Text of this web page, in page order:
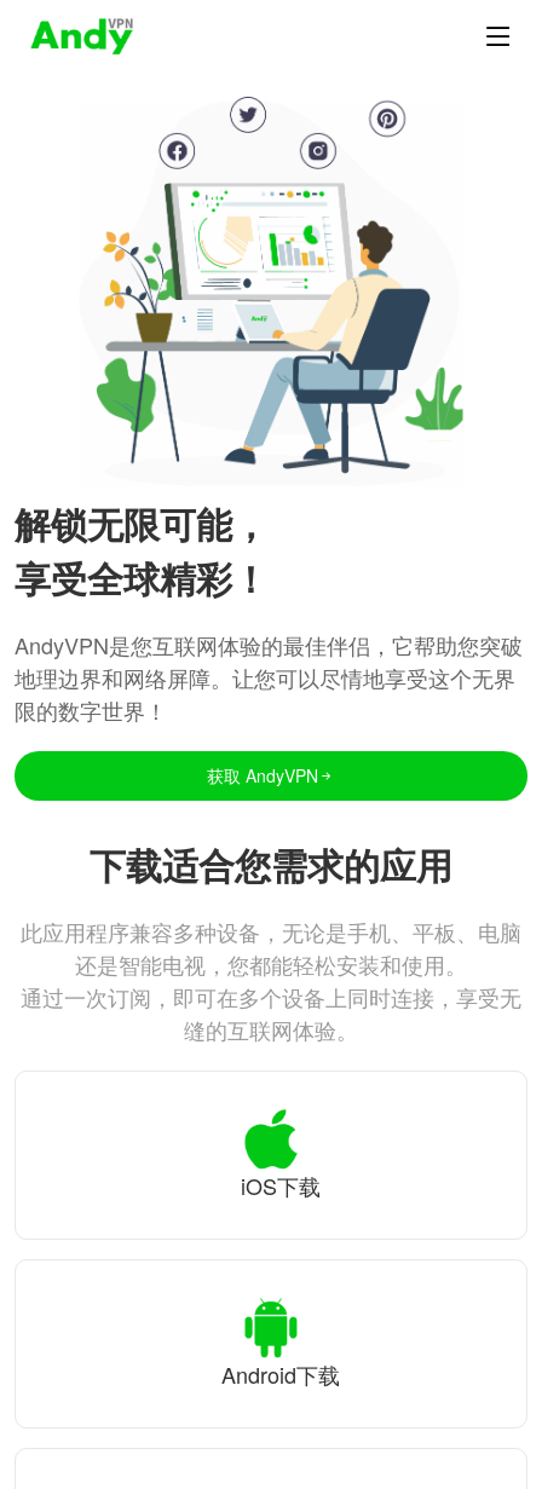
解锁无限可能，
享受全球精彩！
AndyVPN是您互联网体验的最佳伴侣，它帮助您突破
地理边界和网络屏障。让您可以尽情地享受这个无界
限的数字世界！
获取 AndyVPN
下载适合您需求的应用
此应用程序兼容多种设备，无论是手机、平板、电脑
还是智能电视，您都能轻松安装和使用。
通过一次订阅，即可在多个设备上同时连接，享受无
缝的互联网体验。
iOS下载
Android下载